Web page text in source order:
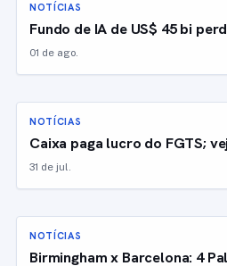
NOTÍCIAS
Fundo de IA de US$ 45 bi
01 de ago.
NOTÍCIAS
Caixa paga lucro do FGTS;
31 de jul.
NOTÍCIAS
Birmingham x Barcelona: 4